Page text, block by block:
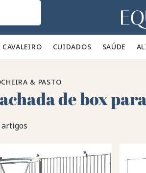
CAVALEIRO 👕 CUIDADOS 🪮 SAÚDE ✨
& PASTO
de box
artigos